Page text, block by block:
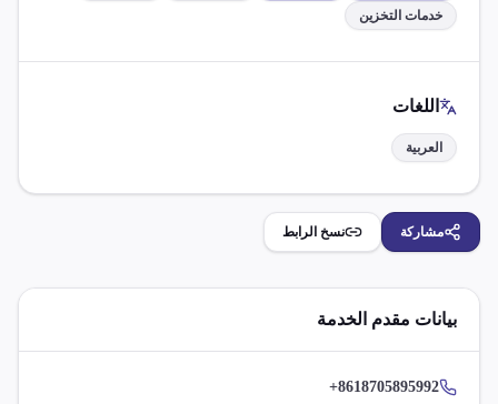
خدمات التخزين
اللغات
العربية
مشاركة نسخ الرابط
بيانات مقدم الخدمة
+8618705895992